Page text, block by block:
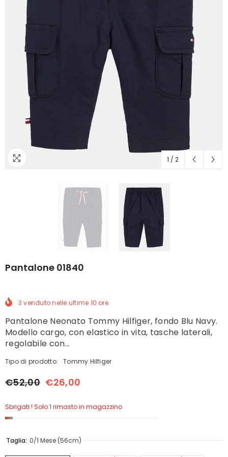
1 / 2
Pantalone 01840
3 venduto nelle ultime 10 ore
Pantalone Neonato Tommy Hilfiger, fondo Blu Navy.
Modello cargo, con elastico in vita, tasche laterali,
regolabile con...
Tipo di prodotto: Tommy Hilfiger
€52,00 €26,00
Sbrigati ! Solo 1 rimasto in magazzino
Taglia: 0/1 Mese (56cm)